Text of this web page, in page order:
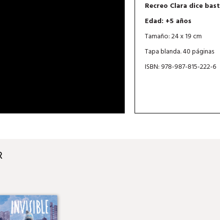
Recreo Clara dice
Edad: +5 años
Tamaño: 24 x 19 cm
Tapa blanda. 40 páginas
ISBN: 978-987-815-222-6